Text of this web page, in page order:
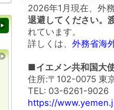
2026年1月現在、外
退避してください。
れています。
詳しくは、 外務省海
■イエメン共和国大
住所:〒102-0075 東
TEL: 03-6261-9026
https://